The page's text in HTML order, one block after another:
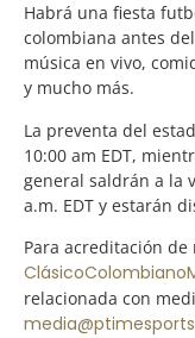
Habrá una fiesta
colombiana antes
música en vivo,
y mucho más.
La preventa del
10:00 am EDT,
general saldrán a la
a.m. EDT y estarán
Para acreditación
relacionada con